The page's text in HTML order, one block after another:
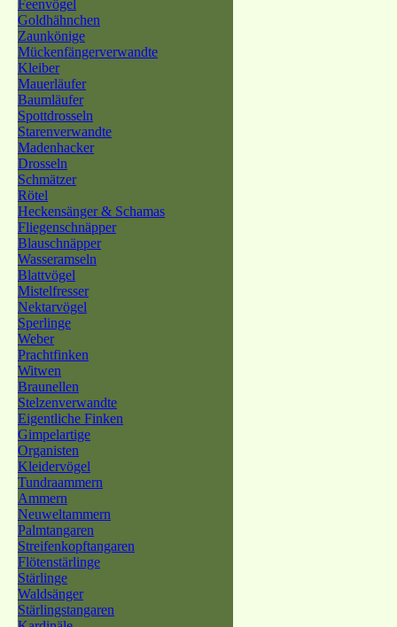
Feenvögel
Goldhähnchen
Zaunkönige
Mückenfängerverwandte
Kleiber
Mauerläufer
Baumläufer
Spottdrosseln
Starenverwandte
Madenhacker
Drosseln
Schmätzer
Rötel
Heckensänger & Schamas
Fliegenschnäpper
Blauschnäpper
Wasseramseln
Blattvögel
Mistelfresser
Nektarvögel
Sperlinge
Weber
Prachtfinken
Witwen
Braunellen
Stelzenverwandte
Eigentliche Finken
Gimpelartige
Organisten
Kleidervögel
Tundraammern
Ammern
Neuweltammern
Palmtangaren
Streifenkopftangaren
Flötenstärlinge
Stärlinge
Waldsänger
Stärlingstangaren